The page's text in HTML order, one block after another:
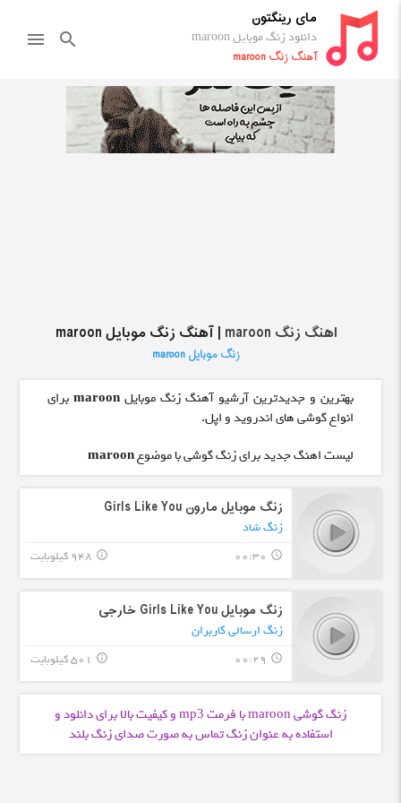
مای رینگتون
دانلود زنگ موبایل maroon
آهنگ زنگ maroon
search
menu
اهنگ زنگ maroon | آهنگ زنگ موبایل maroon
زنگ موبایل maroon
بهترین و جدیدترین آرشیو آهنگ زنگ موبایلmaroon برای
انواع گوشی های اندروید و اپل.
لیست اهنگ جدید برای زنگ گوشی با موضوعmaroon
زنگ موبایل مارون Girls Like You
زنگ شاد
query_builder
00:30 948 کیلوبایت info_outline
زنگ موبایل Girls Like You خارجی
زنگ ارسالی کاربران
query_builder
00:29 501 کیلوبایت info_outline
زنگ گوشی maroon با فرمت mp3 و کیفیت بالا برای دانلود و
استفاده به عنوان زنگ تماس به صورت صدای زنگ بلند